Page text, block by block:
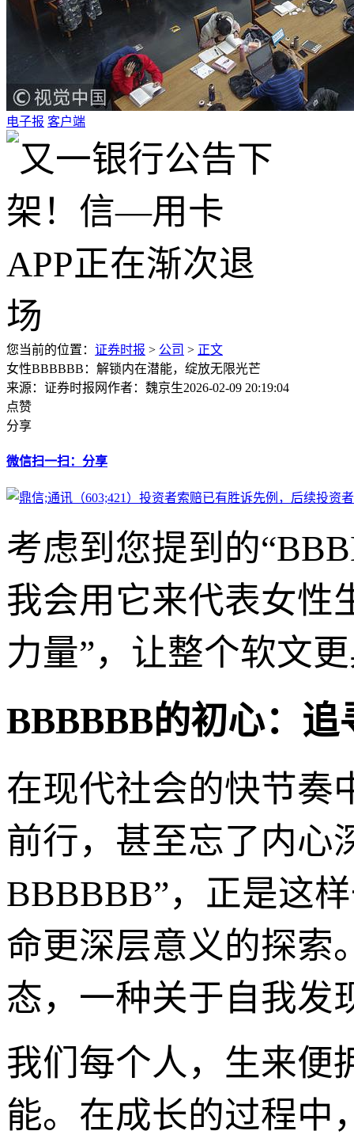
电子报 客户端
您当前的位置： 证券时报 > 公司 > 正文
女性BBBBBB：解锁内在潜能，绽放无限光芒
来源：证券时报网作者：魏京生2026-02-09 20:19:04
点赞
分享
微信扫一扫：分享
考虑到您提到的
我会用它来代表女性
力量”，让整个软文
BBBBBB的初心：
在现代社会的快节奏
前行，甚至忘了内心
BBBBBB”，正是这
命更深层意义的探索
态，一种关于自我发
我们每个人，生来便
能。在成长的过程中